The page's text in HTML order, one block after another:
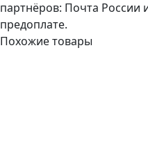
партнёров: Почта России
предоплате.
Похожие товары